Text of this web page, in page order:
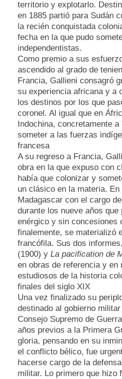
territorio y explotarlo.
en 1885 partió para Sudán
la recién conquistada
fecha en la que pudo
independentistas.
Como premio a sus
ascendido al grado de
Francia, Gallieni consagró
su experiencia africana y a
los destinos por los que
coronel. Al igual que en
Indochina, concretamente
someter a las fuerzas
francesa
A su regreso a Francia,
obra en la que expuso con
había que colonizar y
un clásico en la materia.
Madagascar con el cargo
durante los nueve años
enérgico y sin concesiones
finalemente, se materializó
francófila. Sus dos
(1900) y La pacification de
en obras de referencia y en
estudiosos de la historia
finales del siglo XIX
Una vez finalizado su
destinado al gobierno
Consejo Supremo de
años previos a la Primera
gloria, pensando en su
el conflicto bélico, fue
hacerse cargo de la
militar. Lo primero que hizo